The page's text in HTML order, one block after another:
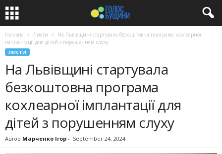
Головна Листи
На Львівщині стартувала безкоштовна програма кохлеарної
імплантації для дітей з порушенням слуху
ЛИСТИ
На Львівщині стартувала
безкоштовна програма
кохлеарної імплантації для
дітей з порушенням слуху
Автор Марченко Ігор - September 24, 2024